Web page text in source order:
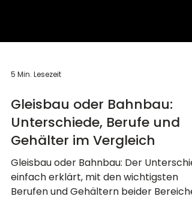
5 Min. Lesezeit
Gleisbau oder Bahnbau:
Unterschiede, Berufe und
Gehälter im Vergleich